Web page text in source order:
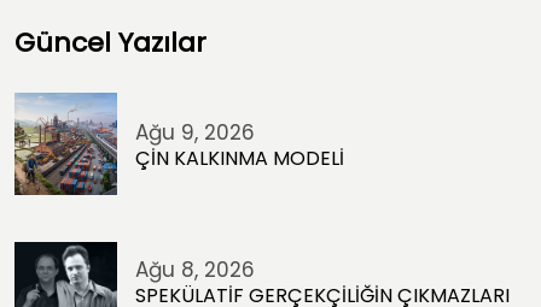
Güncel Yazılar
Ağu 9, 2026
ÇİN KALKINMA MODELİ
Ağu 8, 2026
SPEKÜLATİF GERÇEKÇİLİĞİN ÇIKMAZLARI